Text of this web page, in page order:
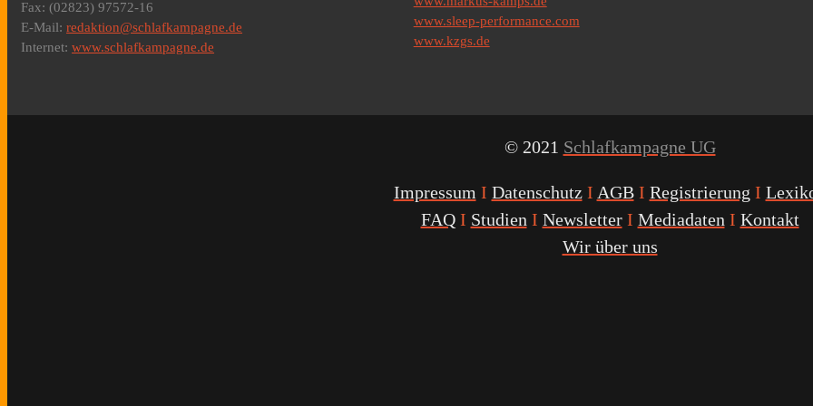
Fax: (02823) 97572-16
E-Mail:redaktion@schlafkampagne.de
Internet:www.schlafkampagne.de
www.sleep-performance.com
www.kzgs.de
© 2021 Schlafkampagne UG
Impressum I Datenschutz I AGB I Registrierung I
FAQ I Studien I Newsletter I Mediadaten I Kontakt
Wir über uns